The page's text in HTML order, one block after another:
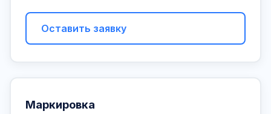
Оставить заявку
Маркировка